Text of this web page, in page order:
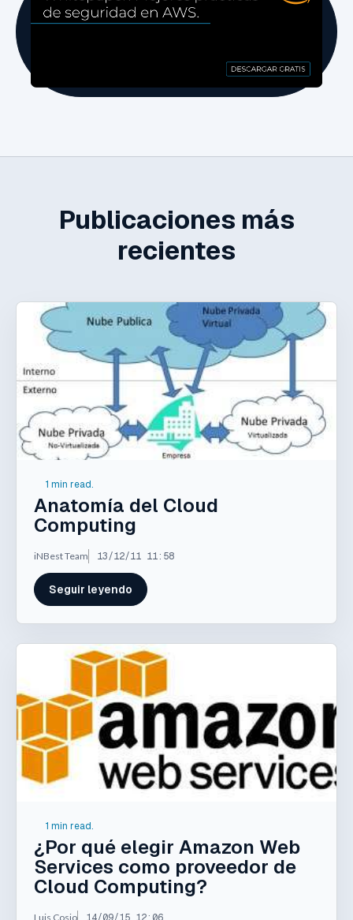
Publicaciones más
recientes
1 min read.
Anatomía del Cloud
Computing
iNBest Team 13/12/11 11:58
Seguir leyendo
1 min read.
¿Por qué elegir Amazon Web
Services como proveedor de
Cloud Computing?
Luis Cosio